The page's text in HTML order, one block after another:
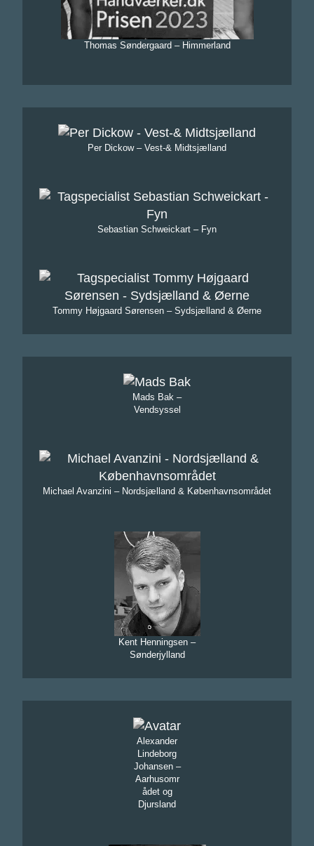
Thomas Søndergaard – Himmerland
Per Dickow – Vest-& Midtsjælland
Sebastian Schweickart – Fyn
Tommy Højgaard Sørensen – Sydsjælland & Øerne
Mads Bak –
Vendsyssel
Michael Avanzini – Nordsjælland & Københavnsområdet
Kent Henningsen –
Sønderjylland
Alexander
Lindeborg
Johansen –
Aarhusomr
ådet og
Djursland